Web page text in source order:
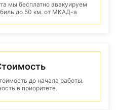
мы бесплатно эвакуируем
до 50 км. от МКАД-а
до начала работы.
в приоритете.